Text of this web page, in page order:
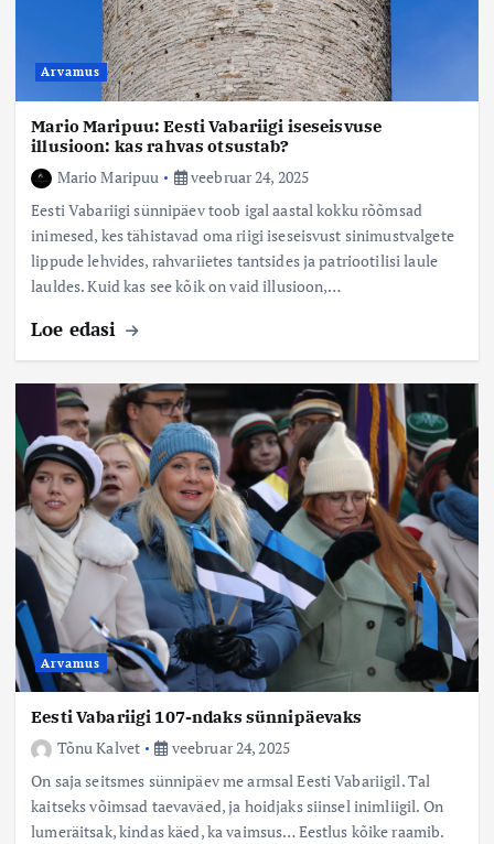
Arvamus
Mario Maripuu: Eesti Vabariigi iseseisvuse
illusioon: kas rahvas otsustab?
Mario Maripuu
veebruar 24, 2025
Eesti Vabariigi sünnipäev toob igal aastal kokku rõõmsad
inimesed, kes tähistavad oma riigi iseseisvust sinimustvalgete
lippude lehvides, rahvariietes tantsides ja patriootilisi laule
lauldes. Kuid kas see kõik on vaid illusioon,…
Loe edasi
Arvamus
Eesti Vabariigi 107-ndaks sünnipäevaks
Tõnu Kalvet
veebruar 24, 2025
On saja seitsmes sünnipäev me armsal Eesti Vabariigil. Tal
kaitseks võimsad taevaväed, ja hoidjaks siinsel inimliigil. On
lumeräitsak, kindas käed, ka vaimsus… Eestlus kõike raamib.